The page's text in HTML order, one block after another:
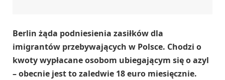
Berlin żąda podniesienia zasiłków dla
imigrantów przebywających w Polsce. Chodzi o
kwoty wypłacane osobom ubiegającym się o azyl
– obecnie jest to zaledwie 18 euro miesięcznie.